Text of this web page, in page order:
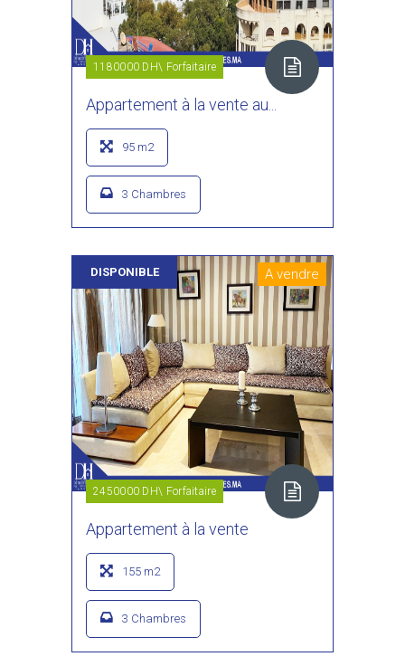
1180000 DH\ Forfaitaire
Appartement à la vente au...
95 m2
3 Chambres
DISPONIBLE A vendre
2450000 DH\ Forfaitaire
Appartement à la vente
155 m2
3 Chambres